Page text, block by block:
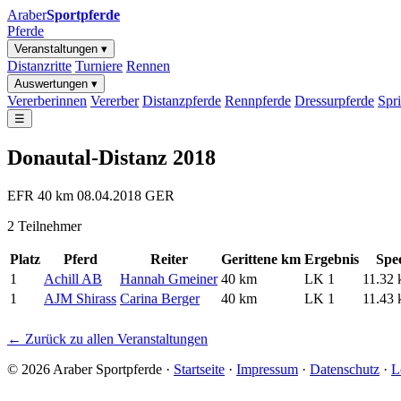
AraberSportpferde
Pferde
Veranstaltungen ▾
Distanzritte Turniere Rennen
Auswertungen ▾
Vererberinnen Vererber Distanzpferde Rennpferde Dressurpferde
☰
Donautal-Distanz 2018
EFR 40 km 08.04.2018 GER
2 Teilnehmer
Platz Pferd Reiter Gerittene km Ergebnis
1
Achill AB Hannah Gmeiner 40 km LK 1
11.32
1
AJM Shirass Carina Berger 40 km LK 1 11.43
← Zurück zu allen Veranstaltungen
© 2026 Araber Sportpferde · Startseite · Impressum · Datenschutz ·